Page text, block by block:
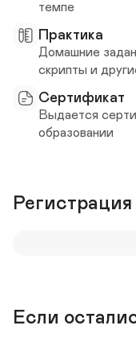
темпе
Практика
Домашние
скрипты и
Сертификат
Выдается
образовании
Регистрация
Если